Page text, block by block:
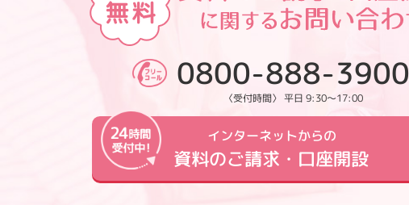
0800-888-3900
〈受付時間〉 平日 9:30～17:00
インターネットからの
資料のご請求・口座開設